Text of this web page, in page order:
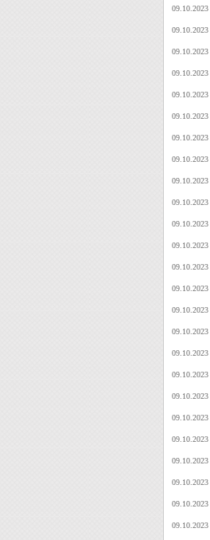
09.10.2023
09.10.2023
09.10.2023
09.10.2023
09.10.2023
09.10.2023
09.10.2023
09.10.2023
09.10.2023
09.10.2023
09.10.2023
09.10.2023
09.10.2023
09.10.2023
09.10.2023
09.10.2023
09.10.2023
09.10.2023
09.10.2023
09.10.2023
09.10.2023
09.10.2023
09.10.2023
09.10.2023
09.10.2023